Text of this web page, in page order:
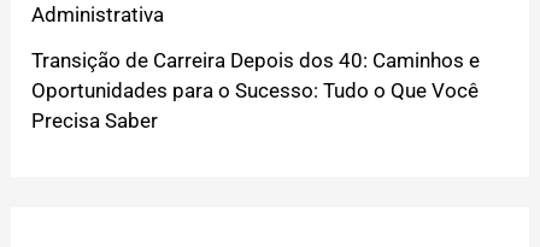
Administrativa
Transição de Carreira Depois dos 40: Caminhos e
Oportunidades para o Sucesso: Tudo o Que Você
Precisa Saber